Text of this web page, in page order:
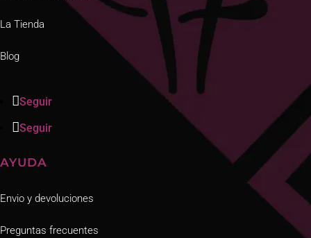
La Tienda
Blog
Seguir
Seguir
AYUDA
Envio y devoluciones
Preguntas frecuentes